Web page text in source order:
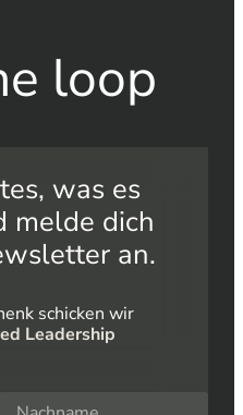
loop​
was es
melde dich
an.
schicken wir
Leadership